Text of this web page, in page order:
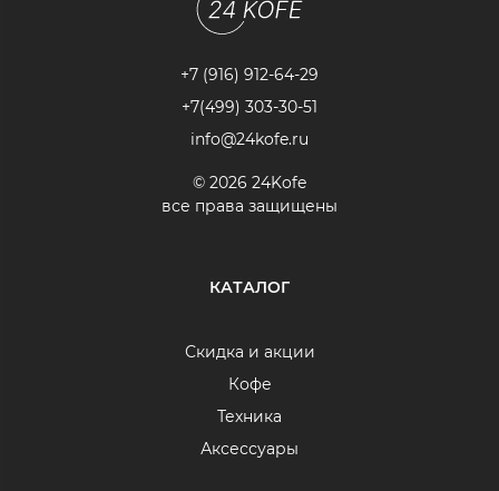
+7 (916) 912-64-29
+7(499) 303-30-51
info@24kofe.ru
© 2026 24Kofe
все права защищены
КАТАЛОГ
Скидка и акции
Кофе
Техника
Аксессуары